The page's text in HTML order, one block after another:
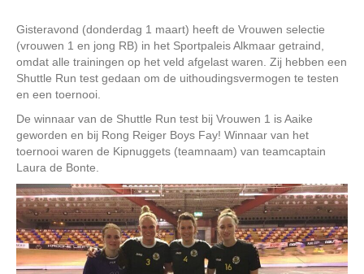
Gisteravond (donderdag 1 maart) heeft de Vrouwen selectie
(vrouwen 1 en jong RB) in het Sportpaleis Alkmaar getraind,
omdat alle trainingen op het veld afgelast waren. Zij hebben een
Shuttle Run test gedaan om de uithoudingsvermogen te testen
en een toernooi.
De winnaar van de Shuttle Run test bij Vrouwen 1 is Aaike
geworden en bij Rong Reiger Boys Fay! Winnaar van het
toernooi waren de Kipnuggets (teamnaam) van teamcaptain
Laura de Bonte.